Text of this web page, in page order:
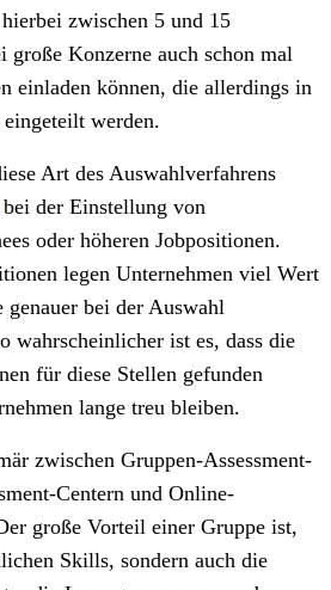
zwischen 5 und 15
Konzerne auch schon mal
einladen können, die allerdings in
werden.
Art des Auswahlverfahrens
bei der Einstellung von
oder höheren Jobpositionen.
legen Unternehmen viel Wert
bei der Auswahl
wahrscheinlicher ist es, dass die
für diese Stellen gefunden
lange treu bleiben.
zwischen Gruppen-Assessment-
Centern und Online-
große Vorteil einer Gruppe ist,
Skills, sondern auch die